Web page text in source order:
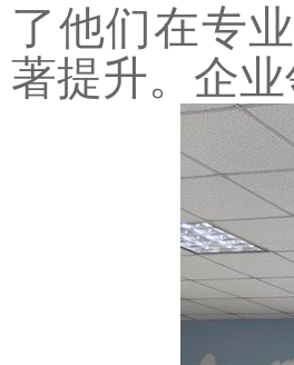
了他们在专
著提升。企